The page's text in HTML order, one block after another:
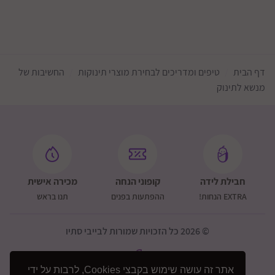
אתר זה עושה שימוש בקבצי Cookies, לרבות על ידי
דף הבית טיפים ומדריכים לבחירת מוצרי תינוקות
החשיבות של
מנשא לתינוק
חבילת לידה
EXTRA הנחות!
קופוני הנחה
ההפתעות בפנים
מכירה אישית
תנו בראש
© 2026 כל הזכויות שמורות לבייבי סתיו